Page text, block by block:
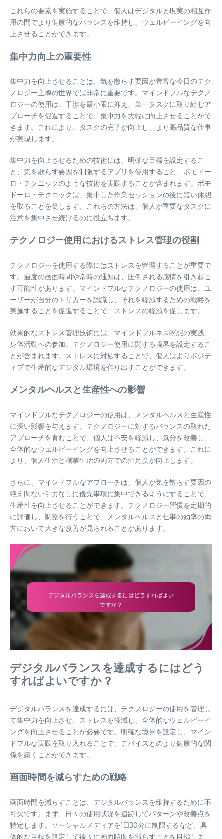
これらの要素を実施することで、個人はデジタルと現実の相互作
用の間でより健康的なバランスを維持し、ウェルビーイングを向
上させることができます。
集中力向上の重要性
集中力を向上させることは、気を散らす要因が豊富な今日のテク
ノロジー主導の世界では非常に重要です。マインドフルなテクノ
ロジーの使用は、干渉を最小限に抑え、単一タスクに取り組むア
プローチを促進することで、集中力を大幅に向上させることがで
きます。これにより、タスクの完了が向上し、より高品質な仕事
が実現します。
集中力を向上させるための技術には、明確な目標を設定するこ
と、気を散らす要因を制限するアプリを使用すること、ポモドー
ロ・テクニックのような技術を実践することが含まれます。ポモ
ドーロ・テクニックは、集中した作業セッションの後に短い休憩
を取ることを促します。これらの方法は、個人が重要なタスクに
注意を集中させ続けるのに役立ちます。
テクノロジー使用におけるストレス管理の役割
テクノロジーを使用する際にはストレスを管理することが重要で
す。過度の画面時間や常時の通知は、圧倒される感情を引き起こ
す可能性があります。マインドフルなテクノロジーの使用は、ユ
ーザーが自分のトリガーを認識し、それを軽減するための戦略を
実施することを促進することで、ストレスの軽減を促します。
効果的なストレス管理技術には、マインドフルネス瞑想の実践、
身体活動への参加、テクノロジー使用に関する境界を設定するこ
とが含まれます。ストレスに対処することで、個人はよりポジテ
ィブで生産的なデジタル環境を作り出すことができます。
メンタルヘルスと生産性への影響
マインドフルなテクノロジーの使用は、メンタルヘルスと生産性
に深い影響を与えます。テクノロジーに対するバランスの取れた
アプローチを育むことで、個人は不安を軽減し、気分を改善し、
全体的なウェルビーイングを向上させることができます。これに
より、個人生活と職業生活の両方での満足度が向上します。
さらに、マインドフルなアプローチは、個人が気を散らす要因の
絶え間ない引力なしに優先事項に集中できるようにすることで、
生産性を向上させることができます。テクノロジー習慣を定期的
に評価し、調整を行うことで、メンタルヘルスと仕事の効率の両
方において大きな改善が見られることがあります。
デジタルバランスを達成するにはどう
すればよいですか？
デジタルバランスを達成するには、テクノロジーの使用を管理し
て集中力を向上させ、ストレスを軽減し、全体的なウェルビーイ
ングを向上させることが必要です。明確な境界を設定し、マイン
ドフルな実践を取り入れることで、デバイスとのより健康的な関
係を築くことができます。
画面時間を減らすための戦略
画面時間を減らすことは、デジタルバランスを維持するために不
可欠です。まず、日々の使用状況を追跡してパターンや改善点を
特定します。ソーシャルメディアを1日30分に制限するなど、具
体的な目標を設定して徐々に画面時間を減らすことを目指しま